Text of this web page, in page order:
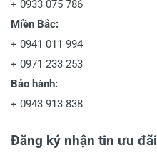
+ 0933 075 786
Miền Bắc:
+ 0941 011 994
+ 0971 233 253
Bảo hành:
+ 0943 913 838
Đăng ký nhận tin ưu đãi